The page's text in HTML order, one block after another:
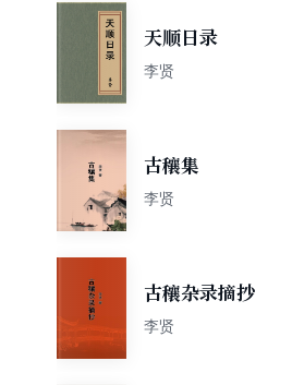
天顺日录
李贤
古穰集
李贤
古穰杂录摘抄
李贤